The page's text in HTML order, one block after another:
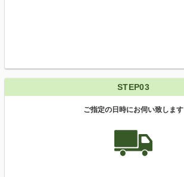
STEP03
ご指定の日時にお伺い致します